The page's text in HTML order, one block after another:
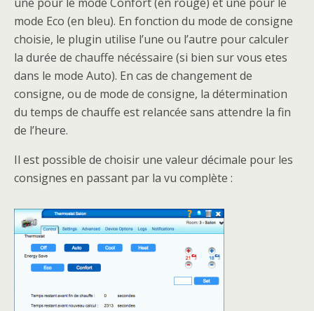
mode Eco (en bleu). En fonction du mode de consigne
choisie, le plugin utilise l’une ou l’autre pour calculer
la durée de chauffe nécéssaire (si bien sur vous etes
dans le mode Auto). En cas de changement de
consigne, ou de mode de consigne, la détermination
du temps de chauffe est relancée sans attendre la fin
de l’heure.
Il est possible de choisir une valeur décimale pour les
consignes en passant par la vu complète :